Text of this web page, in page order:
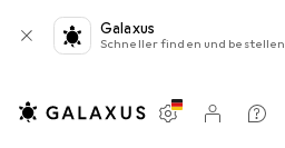
Galaxus
Schneller finden und bestellen
Einstellungen
Kundenkonto
Vergleichslisten
Merklisten
Warenkorb